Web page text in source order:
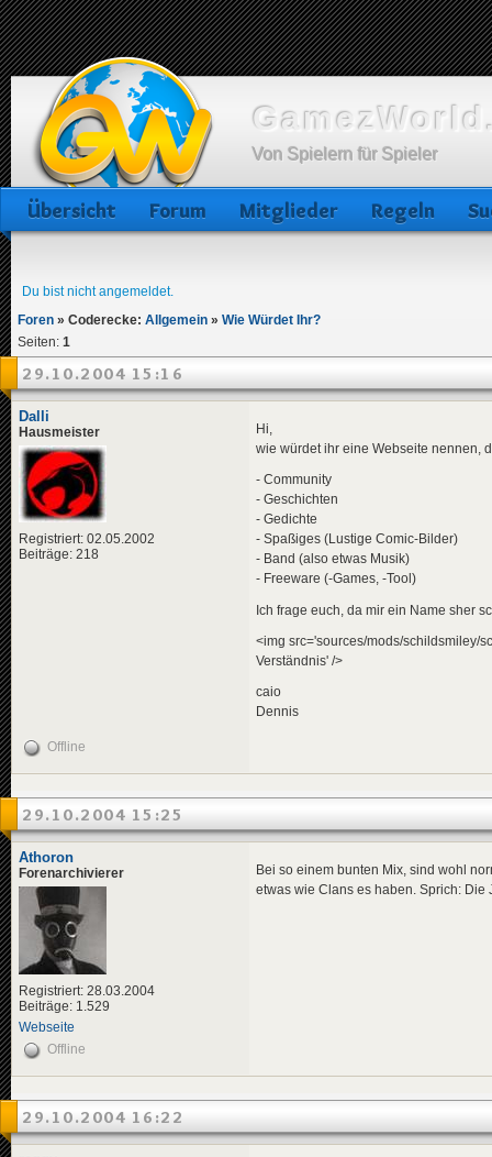
Von Spielern für Spieler
Übersicht Forum Mitglieder Regeln
Du bist nicht angemeldet.
Foren » Coderecke: Allgemein » Wie Würdet Ihr?
Seiten: 1
29.10.2004 15:16
Dalli
Hausmeister
Registriert: 02.05.2002
Beiträge: 218
Hi,
wie würdet ihr eine Webseite nennen,
- Community
- Geschichten
- Gedichte
- Spaßiges (Lustige Comic-Bilder)
- Band (also etwas Musik)
- Freeware (-Games, -Tool)
Ich frage euch, da mir ein Name sher
<img src='sources/mods/schildsmiley/
Verständnis' />
caio
Dennis
Offline
29.10.2004 15:25
Athoron
Forenarchivierer
Registriert: 28.03.2004
Beiträge: 1.529
Webseite
Bei so einem bunten Mix, sind wohl
etwas wie Clans es haben. Sprich: Die
Offline
29.10.2004 16:22